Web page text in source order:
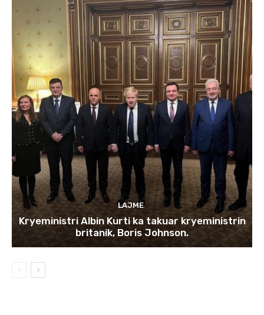
LAJME
Kryeministri Albin Kurti ka takuar kryeministrin
britanik, Boris Johnson.